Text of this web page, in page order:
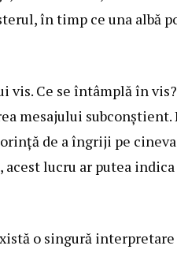
în timp ce una albă
Ce se întâmplă în
mesajului subconștient.
de a îngriji pe
lucru ar putea
o singură